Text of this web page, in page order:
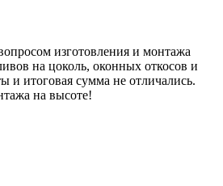
изготовления и монтажа
на цоколь, оконных откосов и
и итоговая сумма не отличались.
на высоте!